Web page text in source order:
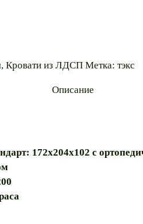
, Кровати из ЛДСП Метка: тэкс
Описание
172х204х102 с